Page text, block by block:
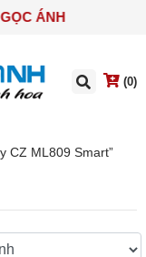
ÁNH
(0)
CZ ML809 Smart”